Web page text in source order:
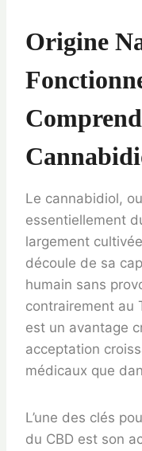
Origine
Le cannabidiol,
essentiellement
largement
découle de sa
humain sans
contrairement au
est un avantage
acceptation
médicaux que
L’une des clés
du CBD est son